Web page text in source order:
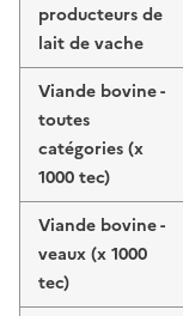
producteurs de
lait de vache
Viande bovine -
toutes
catégories (x
1000 tec)
Viande bovine -
veaux (x 1000
tec)